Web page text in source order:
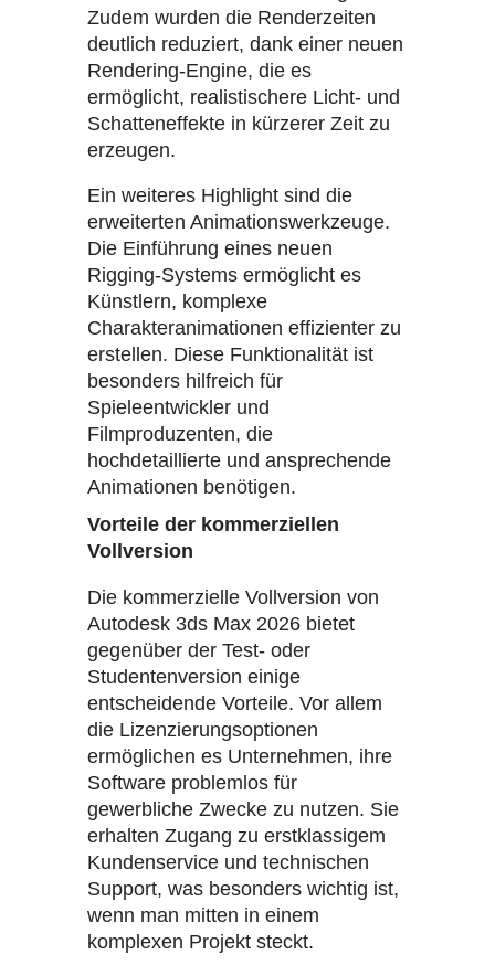
Zudem wurden die Renderzeiten
deutlich reduziert, dank einer neuen
Rendering-Engine, die es
ermöglicht, realistischere Licht- und
Schatteneffekte in kürzerer Zeit zu
erzeugen.
Ein weiteres Highlight sind die
erweiterten Animationswerkzeuge.
Die Einführung eines neuen
Rigging-Systems ermöglicht es
Künstlern, komplexe
Charakteranimationen effizienter zu
erstellen. Diese Funktionalität ist
besonders hilfreich für
Spieleentwickler und
Filmproduzenten, die
hochdetaillierte und ansprechende
Animationen benötigen.
Vorteile der kommerziellen
Vollversion
Die kommerzielle Vollversion von
Autodesk 3ds Max 2026 bietet
gegenüber der Test- oder
Studentenversion einige
entscheidende Vorteile. Vor allem
die Lizenzierungsoptionen
ermöglichen es Unternehmen, ihre
Software problemlos für
gewerbliche Zwecke zu nutzen. Sie
erhalten Zugang zu erstklassigem
Kundenservice und technischen
Support, was besonders wichtig ist,
wenn man mitten in einem
komplexen Projekt steckt.